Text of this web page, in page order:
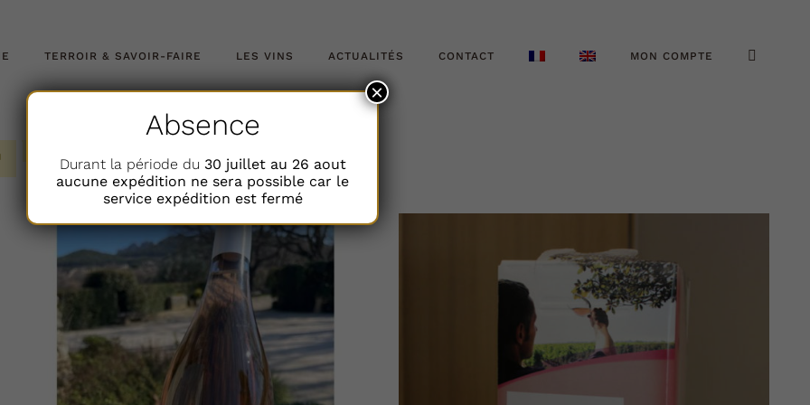
TERROIR & SAVOIR-FAIRE LES VINS ACTUALITÉS CONTACT MON COMPTE
AJOUTER AU PANIER DÉTAILS
Absence
Durant la période du 30 juillet au 26 aout
aucune expédition ne sera possible car le
service expédition est fermé
×